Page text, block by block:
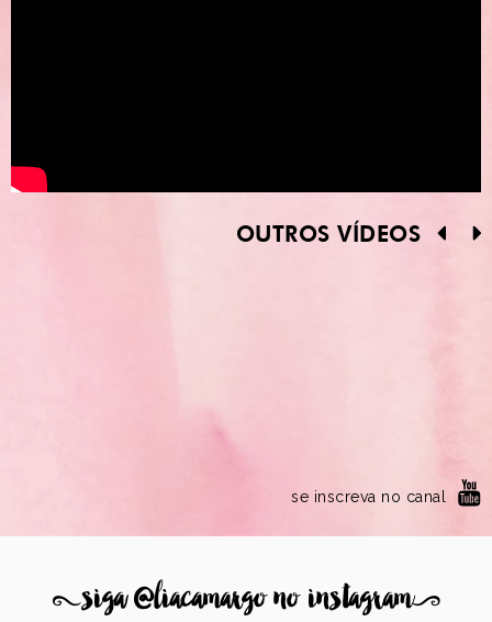
OUTROS VÍDEOS
se inscreva no canal
8siga @liacamargo no instagram9